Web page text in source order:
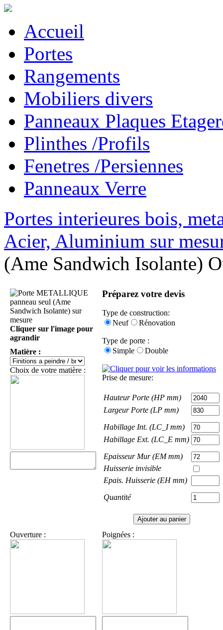
Accueil
Portes
Rangements
Mobiliers divers
Panneaux Plaques
Plinthes /Profils
Fenetres /Persiennes
Panneaux Verre
Portes interieures bois,
Acier, Aluminium sur
(Ame Sandwich Isolante)
Cliquer sur l'image pour
agrandir
Matière :
Choix de votre matière :
Préparez votre devis
Type de construction:
Neuf
Rénovation
Type de porte :
Simple
Double
Prise de mesure:
Hauteur Porte (HP mm)
Largeur Porte (LP mm)
Habillage Int. (LC_I mm)
Habillage Ext. (LC_E mm)
Epaisseur Mur (EM mm)
Huisserie invisible
Epais. Huisserie (EH mm)
Quantité
Ouverture : Poignées :